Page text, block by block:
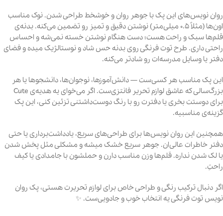
روان نویس‌های این پک با جوهر روان و خوش‎خط طراحی شدن. نوک مناسب
اون‌ها (مثلاً ۰.۵ میلی‌متر) نوشتن دقیق و تمیز رو تضمین می‌کنه. بدنه‌ی
قلم‌ها سبک و راحت هست؛ دست هنگام نوشتن خسته نمی‌شه و احساس
راحتی داری. طرح توت فرنگی روی بدنه حس شاد و نوستالژیک میده و فضای
دفتر یا وسایل مدرسه‌ات رو شادتر می‌کنه.
این پک مناسب هر کسی‌ست — دانش‌آموزها، نوجوان‌ها، دانشجوها یا هر
بزرگ‌سالی که عاشق لوازم تحریر فانتزی‌ست. اگر می‌خوای یه هدیه‌ی Cute
برای دوستت بخری یا دفترت رو با رنگ دوست‌داشتنی تزئین کنی، این پک
گزینه‌ی مناسبیه.
همچنین این روان نویس‌ها برای طراحی‌های سریع، یادداشت‌برداری یا حتی
دفتر خاطرات عالی‌ان. جوهر سریع خشک میشه و مشکلی مثل پخش شدن
یا لک شدن نداره. قلم‌ها وزن مناسب دارن و حملشون با جامدادی یا کیف
راحت‌ِ.
اگر دنبال ترکیب رنگی و طراحی خاص برای لوازم تحریرت هستی، پک روان
نویس توت فرنگی یه انتخاب خوب و جادویی‌ست. ✨